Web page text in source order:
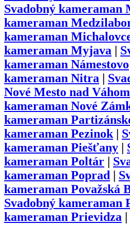
Svadobný kameraman
kameraman
kameraman
kameraman Myjava
kameraman Námestovo
kameraman Nitra
Nové Mesto nad Váhom
kameraman Nové
kameraman
kameraman Pezinok|
kameraman Piešťany
kameraman Poltár
kameraman Poprad
kameraman Považská
Svadobný kameraman
kameraman Prievidza